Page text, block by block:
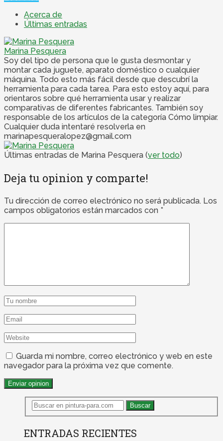
Acerca de
Últimas entradas
Marina Pesquera
Soy del tipo de persona que le gusta desmontar y
montar cada juguete, aparato doméstico o cualquier
máquina. Todo esto más fácil desde que descubrí la
herramienta para cada tarea. Para esto estoy aquí, para
orientaros sobre qué herramienta usar y realizar
comparativas de diferentes fabricantes. También soy
responsable de los artículos de la categoría Cómo limpiar.
Cualquier duda intentaré resolverla en
marinapesqueralopez@gmail.com
Últimas entradas de Marina Pesquera (ver todo)
Deja tu opinion y comparte!
Tu dirección de correo electrónico no será publicada. Los
campos obligatorios están marcados con *
Guarda mi nombre, correo electrónico y web en este
navegador para la próxima vez que comente.
ENTRADAS RECIENTES